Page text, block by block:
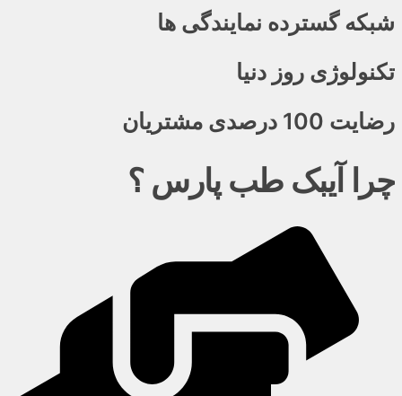
شبکه گسترده نمایندگی ها
تکنولوژی روز دنیا
رضایت 100 درصدی مشتریان
چرا آیبک طب پارس ؟